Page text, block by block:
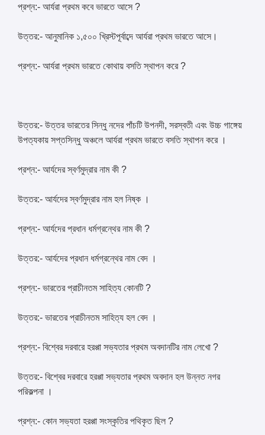
প্রশ্ন:- আর্যরা প্রথম কবে ভারতে আসে ?
উত্তর:- আনুমানিক ১,৫০০ খ্রিস্টপূর্বাব্দে আর্যরা প্রথম ভারতে আসে।
প্রশ্ন:- আর্যরা প্রথম ভারতে কোথায় বসতি স্থাপন করে ?
উত্তর:- উত্তর ভারতের সিন্ধু নদের পাঁচটি উপনদী, সরস্বতী এবং উচ্চ গাঙ্গেয়
উপত্যকায় সপ্তসিন্ধু অঞ্চলে আর্যরা প্রথম ভারতে বসতি স্থাপন করে ।
প্রশ্ন:- আর্যদের স্বর্ণমুদ্রার নাম কী ?
উত্তর:- আর্যদের স্বর্ণমুদ্রার নাম হল নিষ্ক ।
প্রশ্ন:- আর্যদের প্রধান ধর্মগ্রন্থের নাম কী ?
উত্তর:- আর্যদের প্রধান ধর্মগ্রন্থের নাম বেদ ।
প্রশ্ন:- ভারতের প্রাচীনতম সাহিত্য কোনটি ?
উত্তর:- ভারতের প্রাচীনতম সাহিত্য হল বেদ ।
প্রশ্ন:- বিশ্বের দরবারে হরপ্পা সভ্যতার প্রথম অবদানটির নাম লেখো ?
উত্তর:- বিশ্বের দরবারে হরপ্পা সভ্যতার প্রথম অবদান হল উন্নত নগর
পরিকল্পনা ।
প্রশ্ন:- কোন সভ্যতা হরপ্পা সংস্কৃতির পথিকৃত ছিল ?